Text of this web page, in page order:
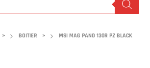
> BOITIER > MSI MAG PANO 130R PZ BLACK